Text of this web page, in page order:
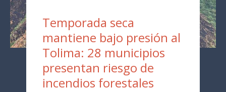
Temporada seca
mantiene bajo presión al
Tolima: 28 municipios
presentan riesgo de
incendios forestales